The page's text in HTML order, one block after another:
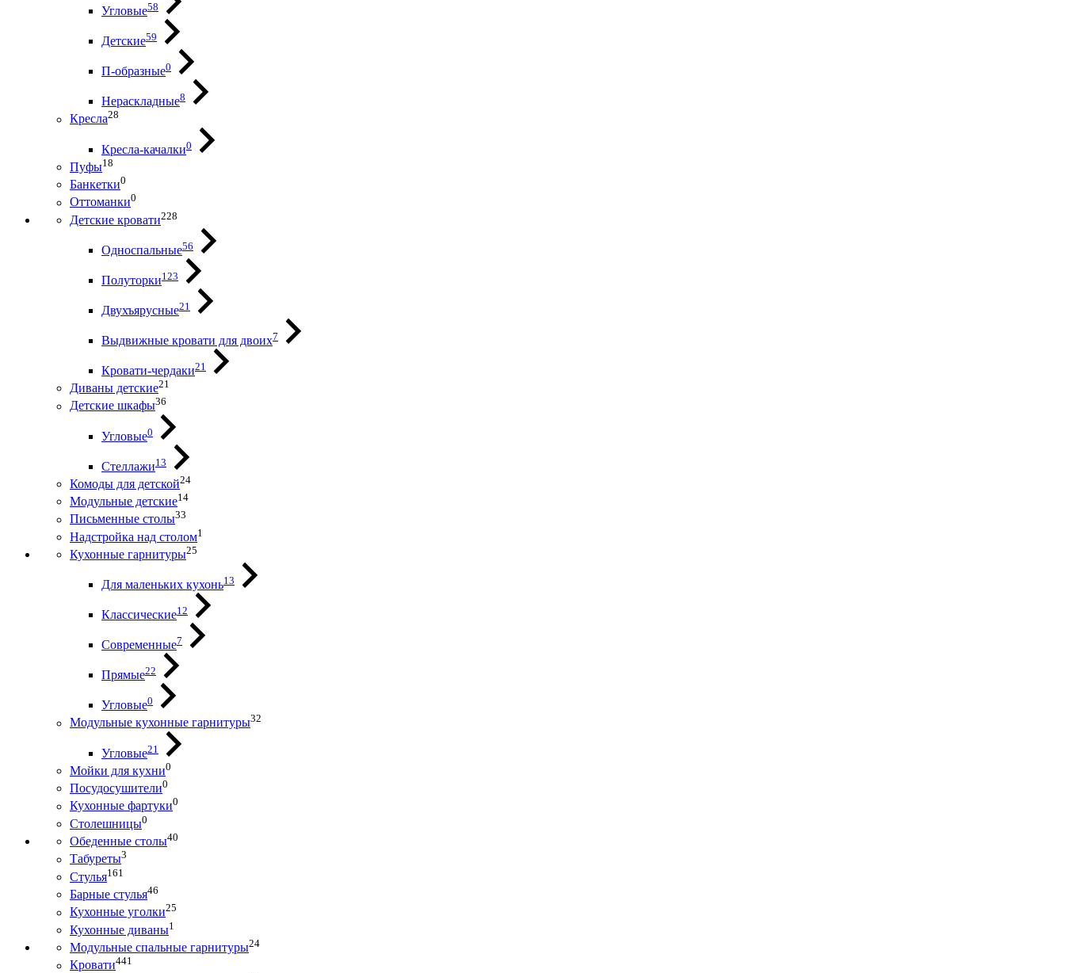
Угловые58
Детские59
П-образные0
Нераскладные8
Кресла28
Кресла-качалки0
Пуфы18
Банкетки0
Оттоманки0
Детские кровати228
Односпальные56
Полуторки123
Двухъярусные21
Выдвижные кровати для двоих7
Кровати-чердаки21
Диваны детские21
Детские шкафы36
Угловые0
Стеллажи13
Комоды для детской24
Модульные детские14
Письменные столы33
Надстройка над столом1
Кухонные гарнитуры25
Для маленьких кухонь13
Классические12
Современные7
Прямые22
Угловые0
Модульные кухонные гарнитуры32
Угловые21
Мойки для кухни0
Посудосушители0
Кухонные фартуки0
Столешницы0
Обеденные столы40
Табуреты3
Стулья161
Барные стулья46
Кухонные уголки25
Кухонные диваны1
Модульные спальные гарнитуры24
Кровати441